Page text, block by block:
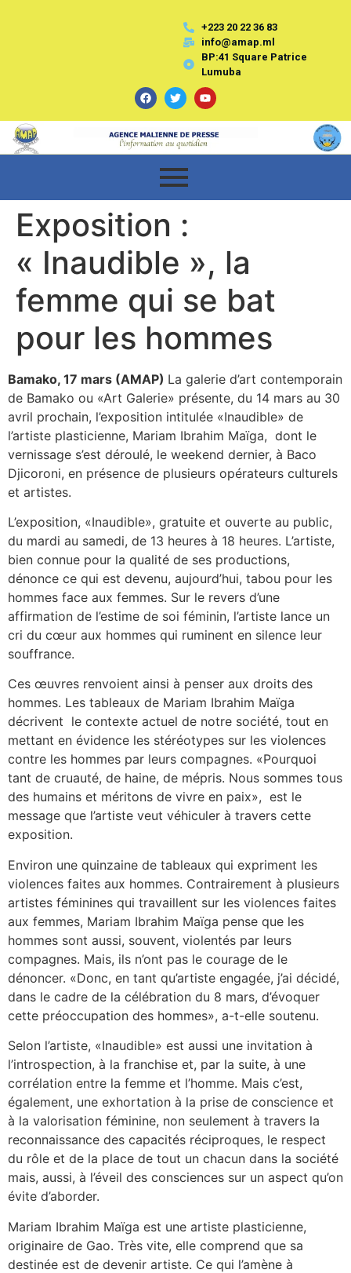
+223 20 22 36 83
info@amap.ml
BP:41 Square Patrice
Lumuba
Exposition :
« Inaudible », la
femme qui se bat
pour les hommes
Bamako, 17 mars (AMAP) La galerie d’art contemporain
de Bamako ou «Art Galerie» présente, du 14 mars au 30
avril prochain, l’exposition intitulée «Inaudible» de
l’artiste plasticienne, Mariam Ibrahim Maïga, dont le
vernissage s’est déroulé, le weekend dernier, à Baco
Djicoroni, en présence de plusieurs opérateurs culturels
et artistes.
L’exposition, «Inaudible», gratuite et ouverte au public,
du mardi au samedi, de 13 heures à 18 heures. L’artiste,
bien connue pour la qualité de ses productions,
dénonce ce qui est devenu, aujourd’hui, tabou pour les
hommes face aux femmes. Sur le revers d’une
affirmation de l’estime de soi féminin, l’artiste lance un
cri du cœur aux hommes qui ruminent en silence leur
souffrance.
Ces œuvres renvoient ainsi à penser aux droits des
hommes. Les tableaux de Mariam Ibrahim Maïga
décrivent le contexte actuel de notre société, tout en
mettant en évidence les stéréotypes sur les violences
contre les hommes par leurs compagnes. «Pourquoi
tant de cruauté, de haine, de mépris. Nous sommes tous
des humains et méritons de vivre en paix», est le
message que l’artiste veut véhiculer à travers cette
exposition.
Environ une quinzaine de tableaux qui expriment les
violences faites aux hommes. Contrairement à plusieurs
artistes féminines qui travaillent sur les violences faites
aux femmes, Mariam Ibrahim Maïga pense que les
hommes sont aussi, souvent, violentés par leurs
compagnes. Mais, ils n’ont pas le courage de le
dénoncer. «Donc, en tant qu’artiste engagée, j’ai décidé,
dans le cadre de la célébration du 8 mars, d’évoquer
cette préoccupation des hommes», a-t-elle soutenu.
Selon l’artiste, «Inaudible» est aussi une invitation à
l’introspection, à la franchise et, par la suite, à une
corrélation entre la femme et l’homme. Mais c’est,
également, une exhortation à la prise de conscience et
à la valorisation féminine, non seulement à travers la
reconnaissance des capacités réciproques, le respect
du rôle et de la place de tout un chacun dans la société
mais, aussi, à l’éveil des consciences sur un aspect qu’on
évite d’aborder.
Mariam Ibrahim Maïga est une artiste plasticienne,
originaire de Gao. Très vite, elle comprend que sa
destinée est de devenir artiste. Ce qui l’amène à